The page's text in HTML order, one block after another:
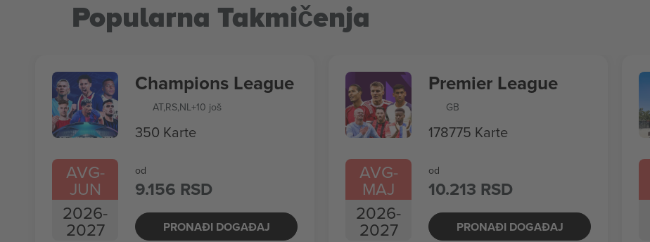
Popularna Takmičenja
AVG-
JUN
2026-
2027
Champions League
AT,RS,NL+10 još
350 Karte
od
9.156 RSD
PRONAĐI DOGAĐAJ
AVG-
MAJ
2026-
2027
Premier League
GB
178775 Karte
od
10.213 RSD
PRONAĐI DOGAĐAJ